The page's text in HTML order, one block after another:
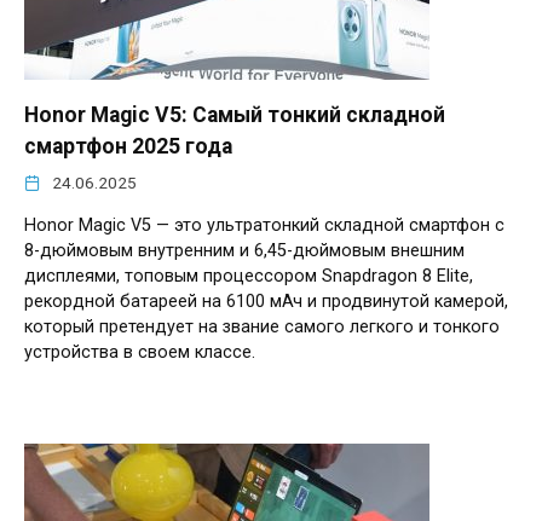
Honor Magic V5: Самый тонкий складной
смартфон 2025 года
24.06.2025
Honor Magic V5 — это ультратонкий складной смартфон с
8-дюймовым внутренним и 6,45-дюймовым внешним
дисплеями, топовым процессором Snapdragon 8 Elite,
рекордной батареей на 6100 мАч и продвинутой камерой,
который претендует на звание самого легкого и тонкого
устройства в своем классе.